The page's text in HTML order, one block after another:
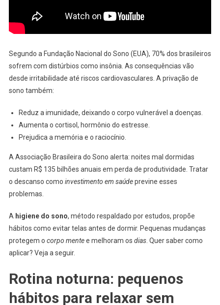
Segundo a Fundação Nacional do Sono (EUA), 70% dos brasileiros
sofrem com distúrbios como insônia. As consequências vão
desde irritabilidade até riscos cardiovasculares. A privação de
sono também:
Reduz a imunidade, deixando o corpo vulnerável a doenças.
Aumenta o cortisol, hormônio do estresse.
Prejudica a memória e o raciocínio.
A Associação Brasileira do Sono alerta: noites mal dormidas
custam R$ 135 bilhões anuais em perda de produtividade. Tratar
o descanso como investimento em saúdeprevine esses
problemas.
A higiene do sono, método respaldado por estudos, propõe
hábitos como evitar telas antes de dormir. Pequenas mudanças
protegem o corpo mentee melhoram os dias. Quer saber como
aplicar? Veja a seguir.
Rotina noturna: pequenos
hábitos para relaxar sem